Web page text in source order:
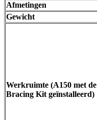
Afmetingen
Gewicht
Werkruimte (A150 met de
Bracing Kit geïnstalleerd)